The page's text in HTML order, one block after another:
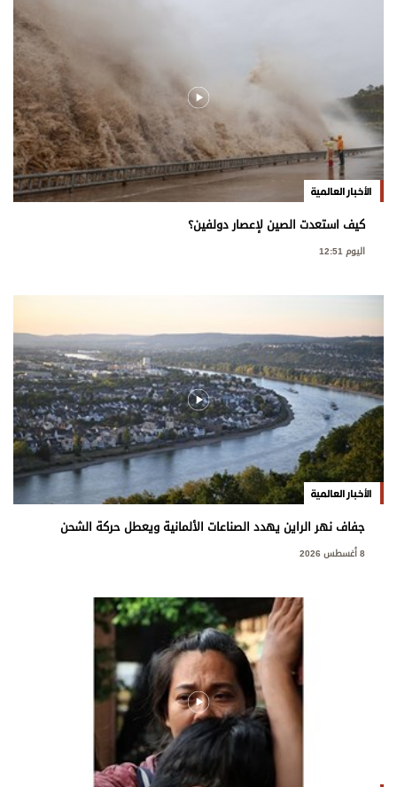
الأخبار العالمية
كيف استعدت الصين لإعصار دولفين؟
اليوم 12:51
الأخبار العالمية
جفاف نهر الراين يهدد الصناعات الألمانية ويعطل حركة الشحن
8 أغسطس 2026